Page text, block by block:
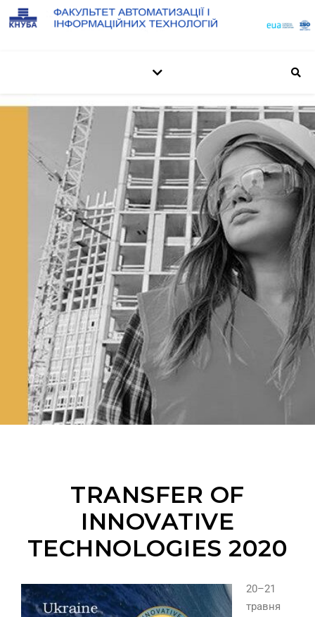
TRANSFER OF
INNOVATIVE
TECHNOLOGIES 2020
20–21
травня